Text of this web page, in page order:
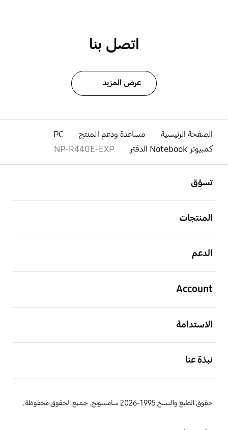
اتصل بنا
عرض المزيد
الصفحة الرئيسية مساعدة ودعم المنتج
PC
كمبيوتر Notebook الدفتر
NP-R440E-EXP
تسوّق
المنتجات
الدعم
Account
الاستدامة
نبذة عنا
حقوق الطبع والنسخ 1995-2026 سامسونج. جميع الحقوق محفوظة.